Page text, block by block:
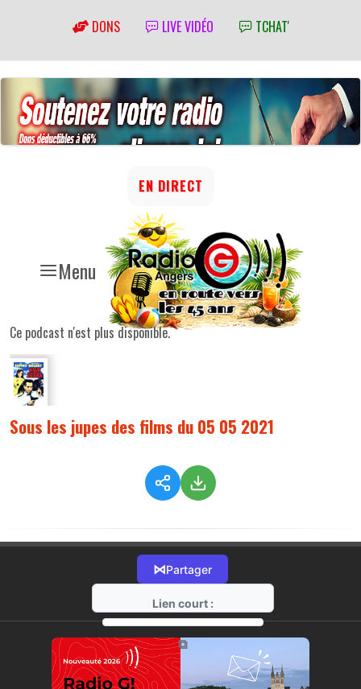
DONS LIVE VIDÉO TCHAT'
Menu
EN DIRECT
Ce podcast n'est plus disponible.
Sous les jupes des films du 05 05 2021
⋈Partager
Lien court :
https://radio-g.fr?4690
⧉